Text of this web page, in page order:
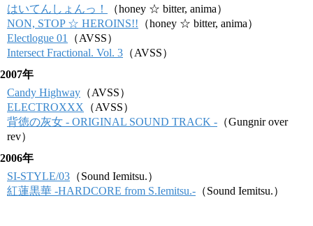
はいてんしょんっ！
（honey ☆ bitter, anima）
NON, STOP ☆ HEROINS!! （honey ☆ bitter, anima）
Electlogue 01
（AVSS）
Intersect Fractional. Vol. 3 （AVSS）
2007年
Candy Highway （AVSS）
ELECTROXXX （AVSS）
背徳の灰女 - ORIGINAL SOUND TRACK - （Gungnir over
rev）
2006年
SI-STYLE/03 （Sound Iemitsu.）
紅蓮黒華 -HARDCORE from S.Iemitsu.- （Sound Iemitsu.）